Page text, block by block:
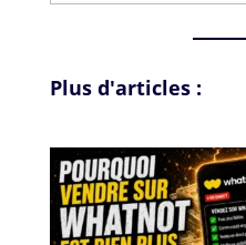
Plus d'articles :